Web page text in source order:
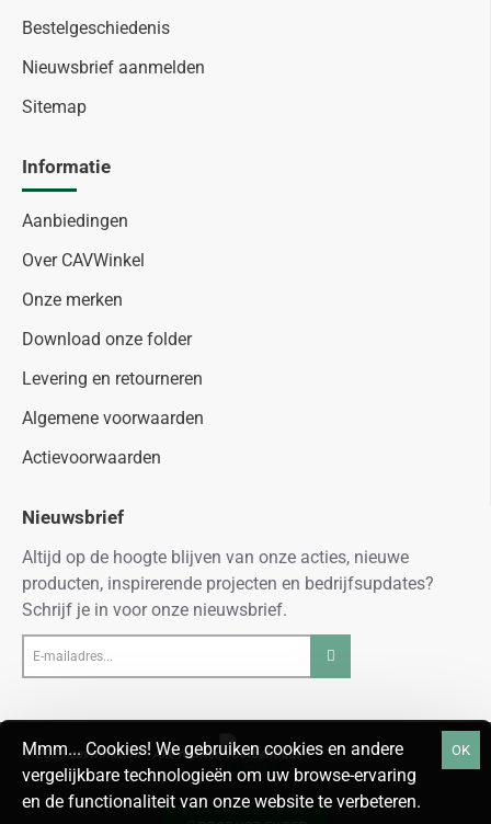
Mmm... Cookies! We gebruiken cookies en andere
vergelijkbare technologieën om uw browse-ervaring
en de functionaliteit van onze website te verbeteren.
OK
Bestelgeschiedenis
Nieuwsbrief aanmelden
Sitemap
Informatie
Aanbiedingen
Over CAVWinkel
Onze merken
Download onze folder
Levering en retourneren
Algemene voorwaarden
Actievoorwaarden
Nieuwsbrief
Altijd op de hoogte blijven van onze acties, nieuwe
producten, inspirerende projecten en bedrijfsupdates?
Schrijf je in voor onze nieuwsbrief.
mailadres...
© 2026 cavwinkel.nl - Alle rechten voorbehouden